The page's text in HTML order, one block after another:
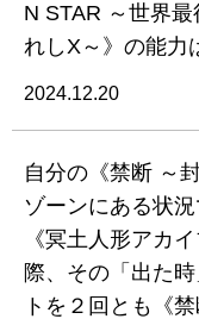
N STAR ～世界
れしX～》の能力
2024.12.20
自分の《禁断 ～
ゾーンにある状況
《冥土人形アカ
際、その「出た
トを２回とも《